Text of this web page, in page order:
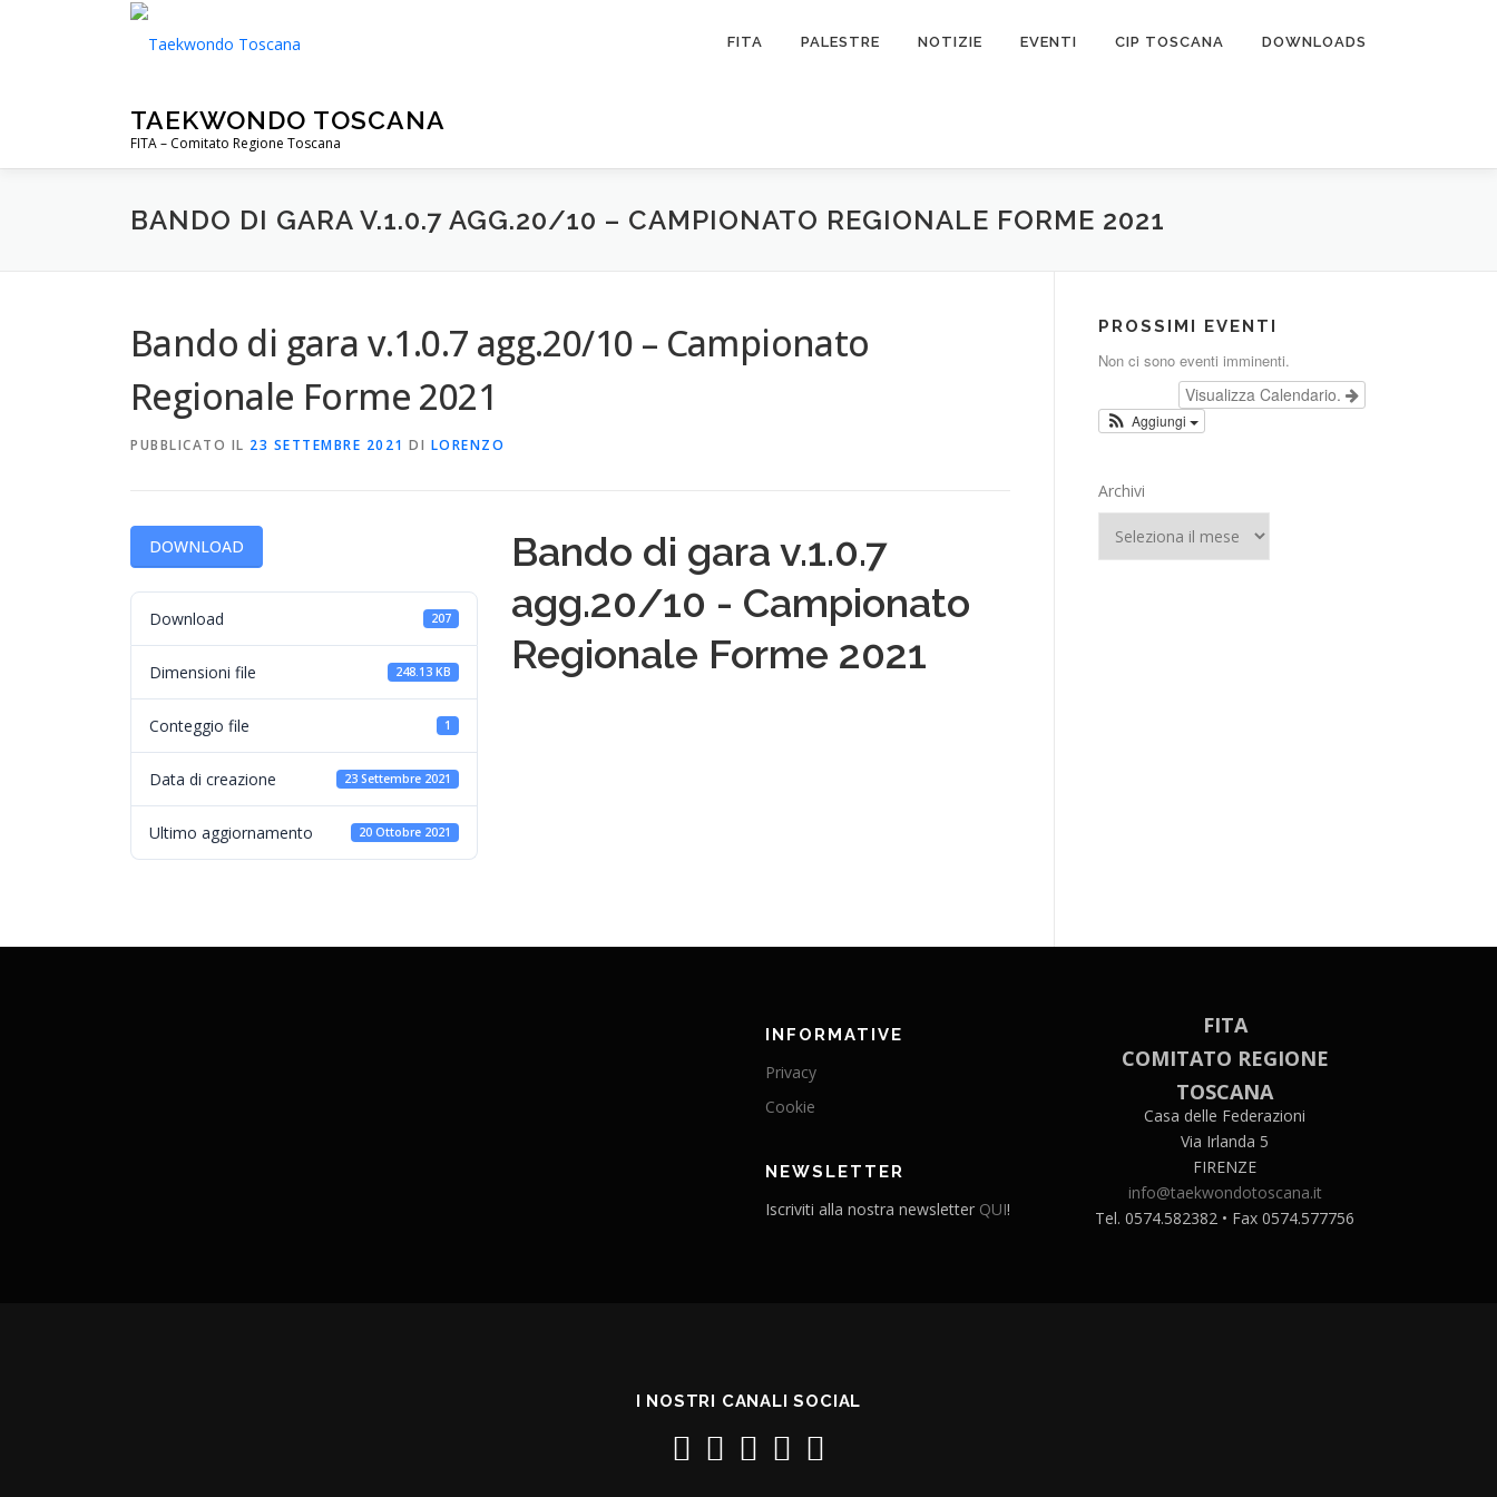
TAEKWONDO TOSCANA
FITA – Comitato Regione Toscana
FITA PALESTRE NOTIZIE EVENTI CIP TOSCANA DOWNLOADS
BANDO DI GARA V.1.0.7 AGG.20/10 – CAMPIONATO REGIONALE FORME 2021
Bando di gara v.1.0.7 agg.20/10 – Campionato
Regionale Forme 2021
PUBBLICATO IL 23 SETTEMBRE 2021 DI LORENZO
DOWNLOAD
Download 207
Dimensioni file 248.13 KB
Conteggio file 1
Data di creazione 23 Settembre 2021
Ultimo aggiornamento 20 Ottobre 2021
Bando di gara v.1.0.7
agg.20/10 - Campionato
Regionale Forme 2021
PROSSIMI EVENTI
Non ci sono eventi imminenti.
Visualizza Calendario.
Aggiungi
Archivi
INFORMATIVE
Privacy
Cookie
NEWSLETTER
Iscriviti alla nostra newsletter QUI!
FITA
COMITATO REGIONE
TOSCANA
Casa delle Federazioni
Via Irlanda 5
FIRENZE
info@taekwondotoscana.it
Tel. 0574.582382 • Fax 0574.577756
I NOSTRI CANALI SOCIAL